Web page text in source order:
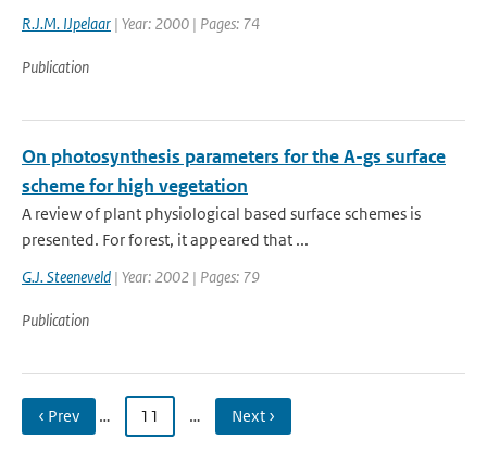
R.J.M. IJpelaar | Year: 2000 | Pages: 74
Publication
On photosynthesis parameters for the A-gs surface
scheme for high vegetation
A review of plant physiological based surface schemes is
presented. For forest, it appeared that ...
G.J. Steeneveld | Year: 2002 | Pages: 79
Publication
‹ Prev … 11 … Next ›